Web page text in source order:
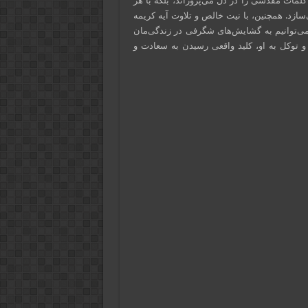
همچنین، با نیت خالص و تلاوت آیه کریمه
می‌توانیم به گشایش‌های شگرفی در زندگی‌مان
توکل به او، کلید واقعی رسیدن به سعادت و